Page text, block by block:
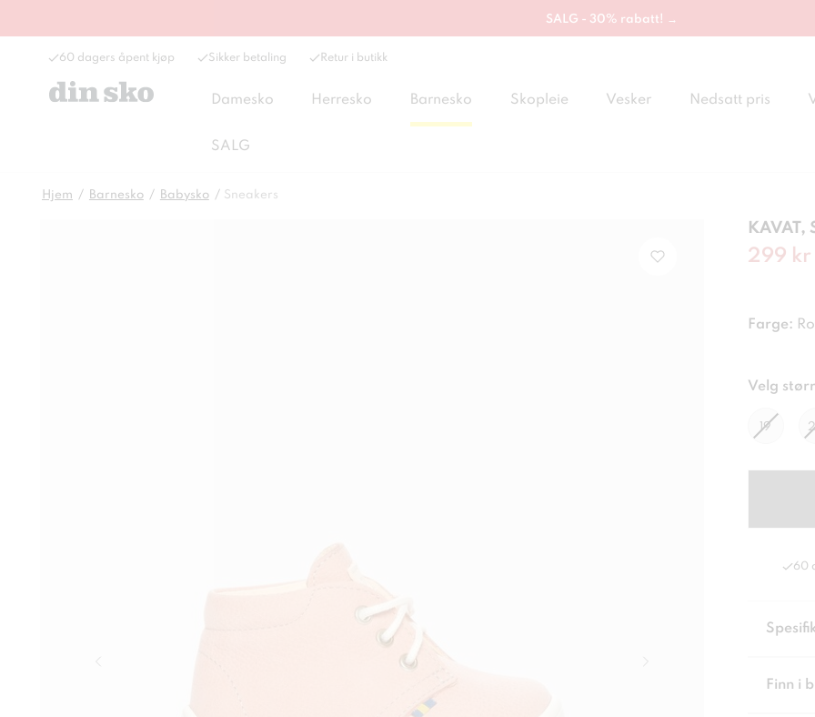
SALG - 30% rabatt! →
60 dagers åpent kjøp Sikker betaling Retur i butikk
Damesko Herresko Barnesko Skopleie Vesker Nedsatt pris
SALG
Hjem Barnesko Babysko Sneakers
KAVAT,
299 kr
Farge:
Velg
19
60
Finn i